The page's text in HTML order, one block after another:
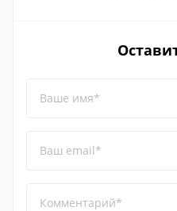
Ваше имя*
Ваш email*
Комментарий*